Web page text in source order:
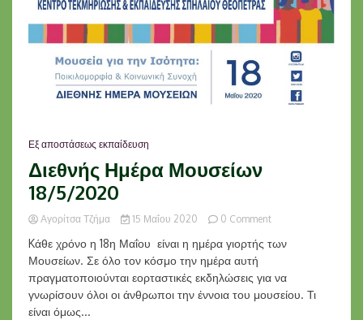
Εξ αποστάσεως εκπαίδευση
Διεθνής Ημέρα Μουσείων
18/5/2020
Αγορίτσα Τζήμα 15 Μαΐου 2020 0 Commenton
Ημέρα
18/5/2020
Kάθε χρόνο η 18η Μαΐου είναι η ημέρα γιορτής των
Μουσείων. Σε όλο τον κόσμο την ημέρα αυτή
πραγματοποιούνται εορταστικές εκδηλώσεις για να
γνωρίσουν όλοι οι άνθρωποι την έννοια του μουσείου. Τι
είναι όμως...